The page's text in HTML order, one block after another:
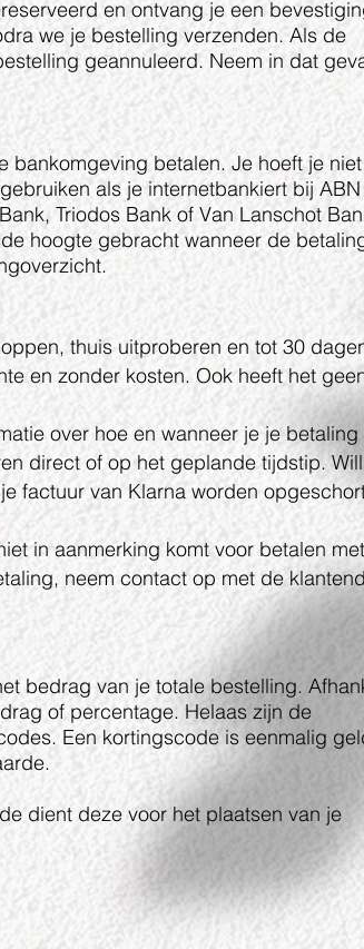
en ontvang je een
we je bestelling verzenden. Als de
geannuleerd. Neem in dat
bankomgeving betalen. Je hoeft je
als je internetbankiert bij ABN
Triodos Bank of Van Lanschot
hoogte gebracht wanneer de
thuis uitproberen en tot 30
en zonder kosten. Ook heeft het
over hoe en wanneer je je betaling
direct of op het geplande tijdstip.
factuur van Klarna worden
in aanmerking komt voor betalen met
neem contact op met de
bedrag van je totale bestelling.
of percentage. Helaas zijn de
Een kortingscode is eenmalig
dient deze voor het plaatsen van je